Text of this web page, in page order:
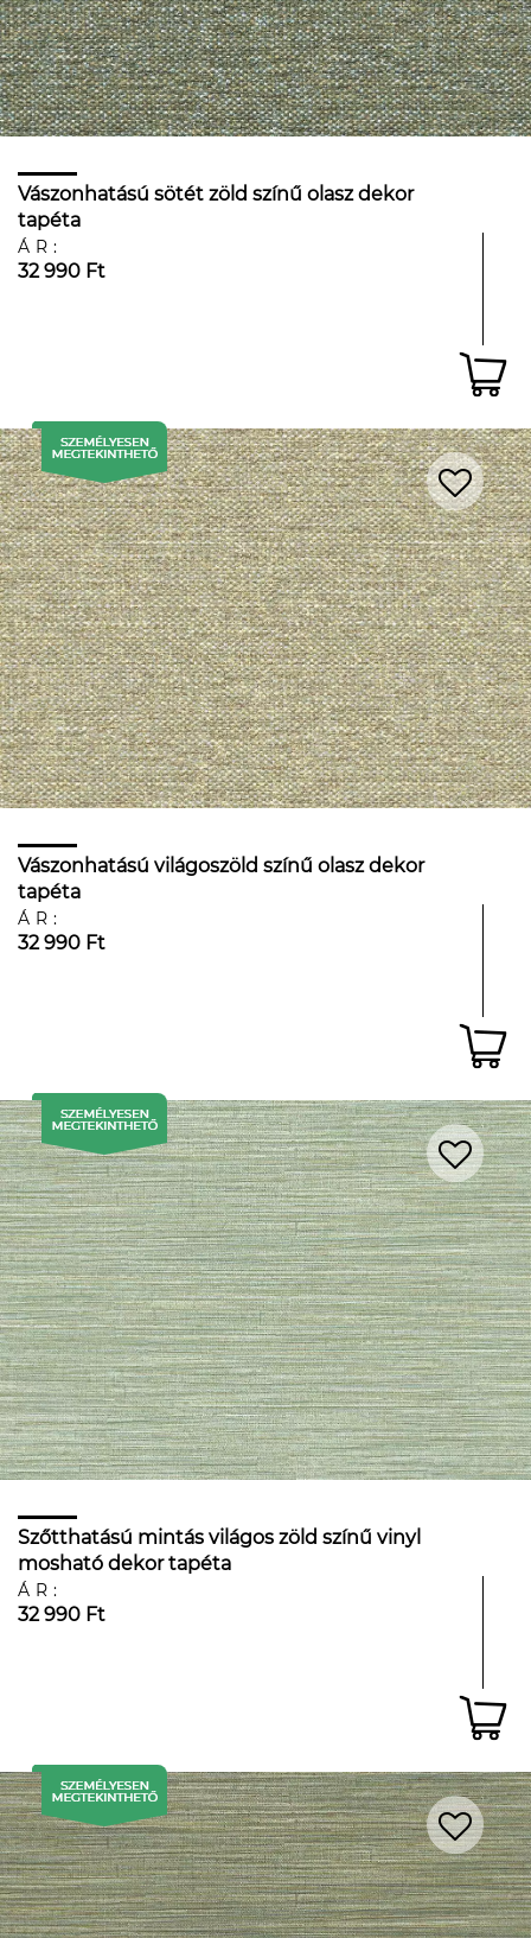
Vászonhatású sötét zöld színű olasz dekor
tapéta
ÁR:
32 990 Ft
Vászonhatású világoszöld színű olasz dekor
tapéta
ÁR:
32 990 Ft
Szőtthatású mintás világos zöld színű vinyl
mosható dekor tapéta
ÁR:
32 990 Ft